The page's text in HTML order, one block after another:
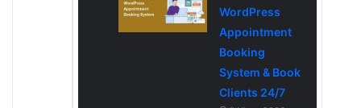
WordPress
Appointment
Booking
System & Book
Clients 24/7